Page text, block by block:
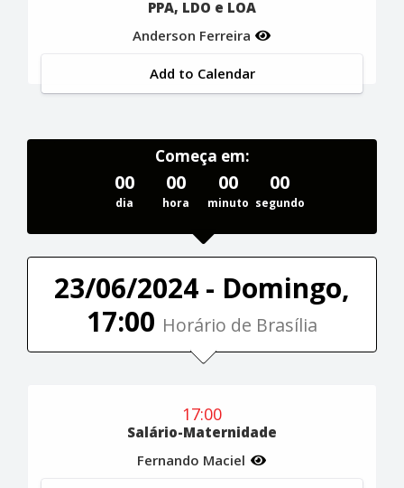
PPA, LDO e LOA
Anderson Ferreira
Add to Calendar
Começa em:
00
dia
00
hora
00
minuto
00
segundo
23/06/2024 - Domingo,
17:00 Horário de Brasília
17:00
Salário-Maternidade
Fernando Maciel